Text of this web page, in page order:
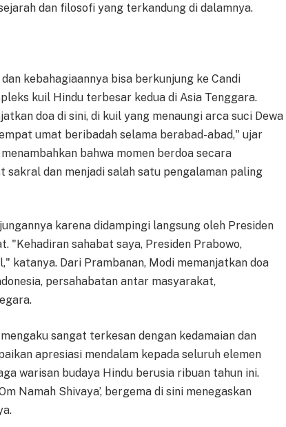
dan filosofi yang terkandung di dalamnya.
kebahagiaannya bisa berkunjung ke Candi
kuil Hindu terbesar kedua di Asia Tenggara.
doa di sini, di kuil yang menaungi arca suci Dewa
umat beribadah selama berabad-abad," ujar
bahwa momen berdoa secara
dan menjadi salah satu pengalaman paling
karena didampingi langsung oleh Presiden
"Kehadiran sahabat saya, Presiden Prabowo,
katanya. Dari Prambanan, Modi memanjatkan doa
persahabatan antar masyarakat,
sangat terkesan dengan kedamaian dan
apresiasi mendalam kepada seluruh elemen
warisan budaya Hindu berusia ribuan tahun ini.
Namah Shivaya’, bergema di sini menegaskan